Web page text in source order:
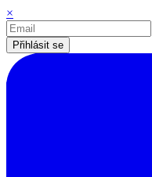
×
Přihlásit se